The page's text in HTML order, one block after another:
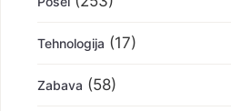
Tehnologija (17)
Zabava (58)